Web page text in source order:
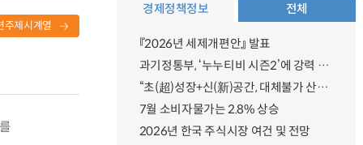
주제시계열
경제정책정보 전체
『2026년 세제개편안』 발표
과기정통부, ‘누누티비 시즌2’에 강력 대응 의지 밝혀
“초(超)성장+신(新)공간, 대체불가 산업강국”
7월 소비자물가는 2.8% 상승
2026년 한국 주식시장 여건 및 전망